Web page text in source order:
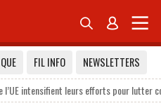
 
FIL INFO
NEWSLETTERS
l’UE intensifient leurs efforts pour lutter